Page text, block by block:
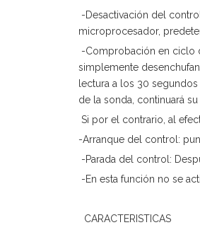
-Desactivación del
microprocesador,
-Comprobación en ciclo
simplemente
lectura a los 30
de la sonda, continuará
Si por el contrario, al
-Arranque del control:
-Parada del control:
-En esta función no se
CARACTERISTICAS